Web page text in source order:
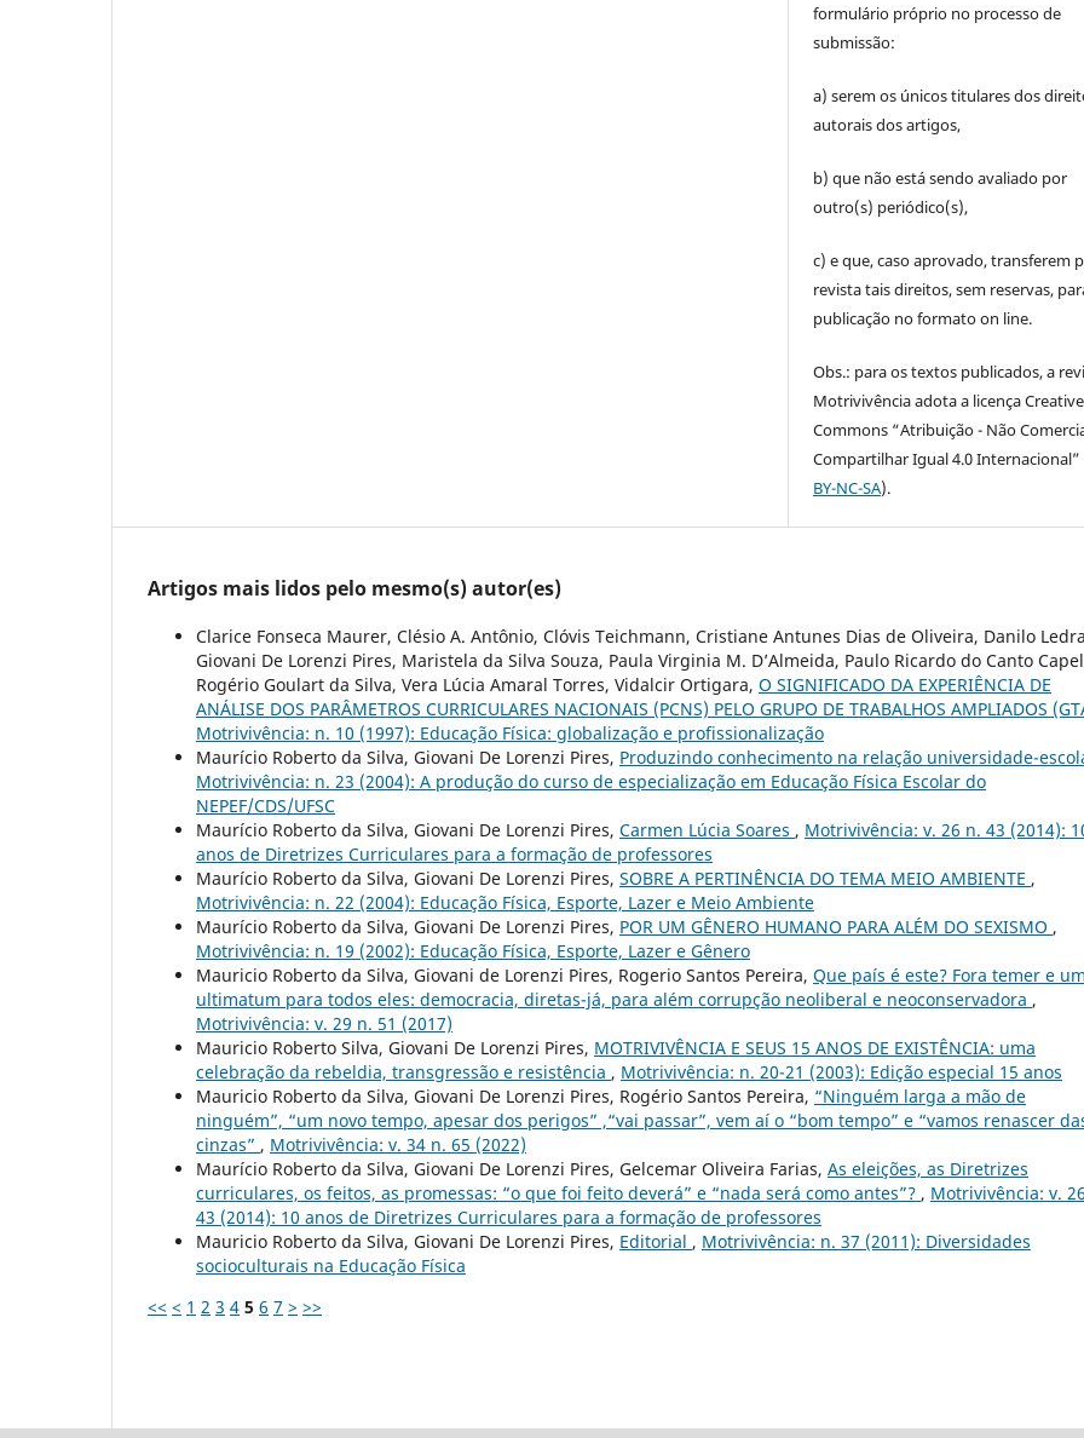
formulário próprio no processo de
submissão:
a) serem os únicos titulares dos
autorais dos artigos,
b) que não está sendo avaliado por
outro(s) periódico(s),
c) e que, caso aprovado, transferem
revista tais direitos, sem reservas,
publicação no formato on line.
Obs.: para os textos publicados, a
Motrivivência adota a licença Creative
Commons “Atribuição - Não
Compartilhar Igual 4.0 Internacional”
BY-NC-SA).
Artigos mais lidos pelo mesmo(s) autor(es)
Clarice Fonseca Maurer, Clésio A. Antônio, Clóvis Teichmann, Cristiane Antunes Dias de Oliveira, Danilo
Giovani De Lorenzi Pires, Maristela da Silva Souza, Paula Virginia M. D’Almeida, Paulo Ricardo do Canto
Rogério Goulart da Silva, Vera Lúcia Amaral Torres, Vidalcir Ortigara, O SIGNIFICADO DA EXPERIÊNCIA DE
ANÁLISE DOS PARÂMETROS CURRICULARES NACIONAIS (PCNS) PELO GRUPO DE TRABALHOS AMPLIADOS
Motrivivência: n. 10 (1997): Educação Física: globalização e profissionalização
Maurício Roberto da Silva, Giovani De Lorenzi Pires, Produzindo conhecimento na relação universidade-
Motrivivência: n. 23 (2004): A produção do curso de especialização em Educação Física Escolar do
NEPEF/CDS/UFSC
Maurício Roberto da Silva, Giovani De Lorenzi Pires, Carmen Lúcia Soares , Motrivivência: v. 26 n. 43 (2014):
anos de Diretrizes Curriculares para a formação de professores
Maurício Roberto da Silva, Giovani De Lorenzi Pires, SOBRE A PERTINÊNCIA DO TEMA MEIO AMBIENTE ,
Motrivivência: n. 22 (2004): Educação Física, Esporte, Lazer e Meio Ambiente
Maurício Roberto da Silva, Giovani De Lorenzi Pires, POR UM GÊNERO HUMANO PARA ALÉM DO SEXISMO ,
Motrivivência: n. 19 (2002): Educação Física, Esporte, Lazer e Gênero
Mauricio Roberto da Silva, Giovani de Lorenzi Pires, Rogerio Santos Pereira, Que país é este? Fora temer e um
ultimatum para todos eles: democracia, diretas-já, para além corrupção neoliberal e neoconservadora ,
Motrivivência: v. 29 n. 51 (2017)
Mauricio Roberto Silva, Giovani De Lorenzi Pires, MOTRIVIVÊNCIA E SEUS 15 ANOS DE EXISTÊNCIA: uma
celebração da rebeldia, transgressão e resistência , Motrivivência: n. 20-21 (2003): Edição especial 15 anos
Mauricio Roberto da Silva, Giovani De Lorenzi Pires, Rogério Santos Pereira, “Ninguém larga a mão de
ninguém”, “um novo tempo, apesar dos perigos” ,“vai passar”, vem aí o “bom tempo” e “vamos renascer
cinzas” , Motrivivência: v. 34 n. 65 (2022)
Maurício Roberto da Silva, Giovani De Lorenzi Pires, Gelcemar Oliveira Farias, As eleições, as Diretrizes
curriculares, os feitos, as promessas: “o que foi feito deverá” e “nada será como antes”? , Motrivivência: v.
43 (2014): 10 anos de Diretrizes Curriculares para a formação de professores
Mauricio Roberto da Silva, Giovani De Lorenzi Pires, Editorial , Motrivivência: n. 37 (2011): Diversidades
socioculturais na Educação Física
<< < 1 2 3 4 5 6 7 > >>